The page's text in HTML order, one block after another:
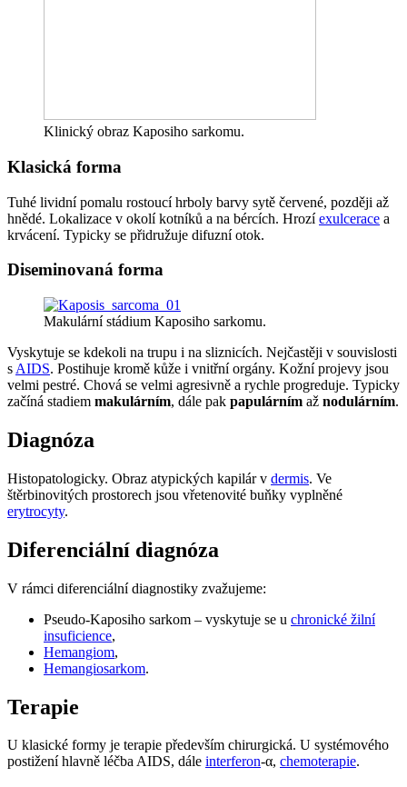
Klinický obraz Kaposiho sarkomu.
Klasická forma
Tuhé lividní pomalu rostoucí hrboly barvy sytě červené, později až
hnědé. Lokalizace v okolí kotníků a na bércích. Hrozíexulcerace a
krvácení. Typicky se přidružuje difuzní otok.
Diseminovaná forma
Makulární stádium Kaposiho sarkomu.
Vyskytuje se kdekoli na trupu i na sliznicích. Nejčastěji v souvislosti
s AIDS. Postihuje kromě kůže i vnitřní orgány. Kožní projevy jsou
velmi pestré. Chová se velmi agresivně a rychle progreduje. Typicky
začíná stadiem makulárním, dále pak papulárním až nodulárním.
Diagnóza
Histopatologicky. Obraz atypických kapilár v dermis. Ve
štěrbinovitých prostorech jsou vřetenovité buňky vyplněné
erytrocyty.
Diferenciální diagnóza
V rámci diferenciální diagnostiky zvažujeme:
Pseudo-Kaposiho sarkom – vyskytuje se u chronické žilní
insuficience,
Hemangiom,
Hemangiosarkom.
Terapie
U klasické formy je terapie především chirurgická. U systémového
postižení hlavně léčba AIDS, dále interferon-α, chemoterapie.